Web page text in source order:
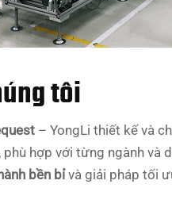
tôi
– YongLi thiết kế và
hợp với từng ngành và
bền bỉvà giải pháp tối